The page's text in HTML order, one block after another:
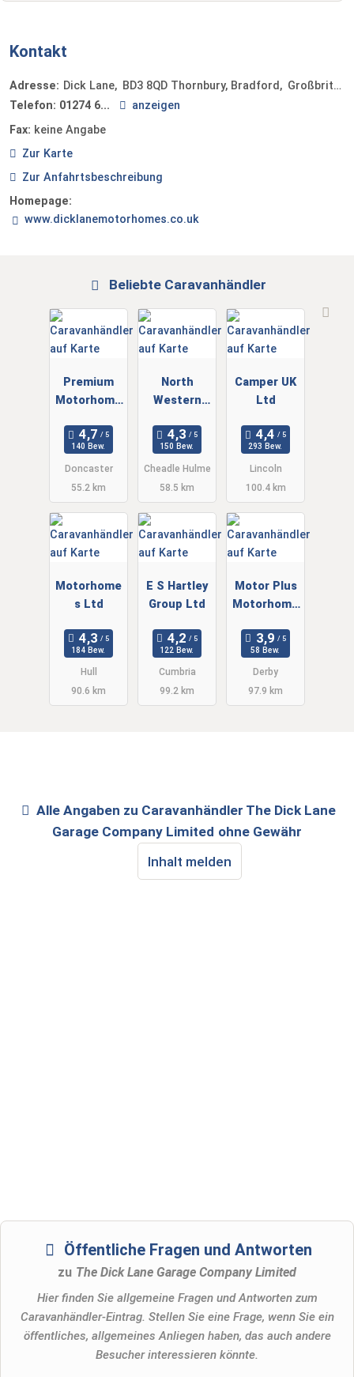
Kontakt
Adresse: Dick Lane BD3 8QD Thornbury, Bradford
Großbritannien
Telefon: 01274 6...
anzeigen
Fax: keine Angabe
Zur Karte
Zur Anfahrtsbeschreibung
Homepage:
www.dicklanemotorhomes.co.uk
Beliebte Caravanhändler
Premium
Motorhome
140 Bew.
Doncaster
55.2 km
North
Western
Ltd
150 Bew.
Cheadle Hulme
58.5 km
Camper UK
Ltd
293 Bew.
Lincoln
100.4 km
Motorhome
s Ltd
184 Bew.
Hull
90.6 km
E S Hartley
Group Ltd
122 Bew.
Cumbria
99.2 km
Motor Plus
Motorhome
58 Bew.
Derby
97.9 km
Alle Angaben zu Caravanhändler The Dick Lane
Garage Company Limited ohne Gewähr
Inhalt melden
Öffentliche Fragen und Antworten
zu The Dick Lane Garage Company Limited
Hier finden Sie allgemeine Fragen und Antworten zum
Caravanhändler-Eintrag. Stellen Sie eine Frage, wenn Sie ein
öffentliches, allgemeines Anliegen haben, das auch andere
Besucher interessieren könnte.